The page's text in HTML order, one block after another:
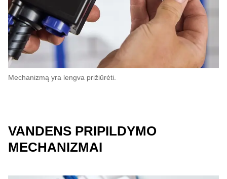
Mechanizmą yra lengva prižiūrėti.
VANDENS PRIPILDYMO
MECHANIZMAI